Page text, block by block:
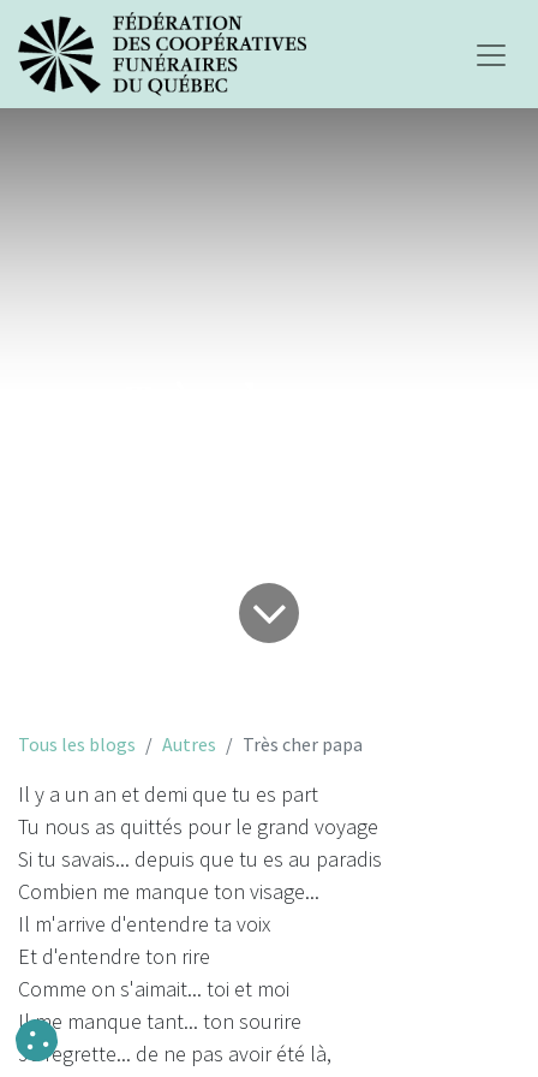
Tous les blogs Autres Très cher papa
Il y a un an et demi que tu es part
Tu nous as quittés pour le grand voyage
Si tu savais... depuis que tu es au paradis
Combien me manque ton visage...
Il m'arrive d'entendre ta voix
Et d'entendre ton rire
Comme on s'aimait... toi et moi
Il me manque tant... ton sourire
Je regrette... de ne pas avoir été là,